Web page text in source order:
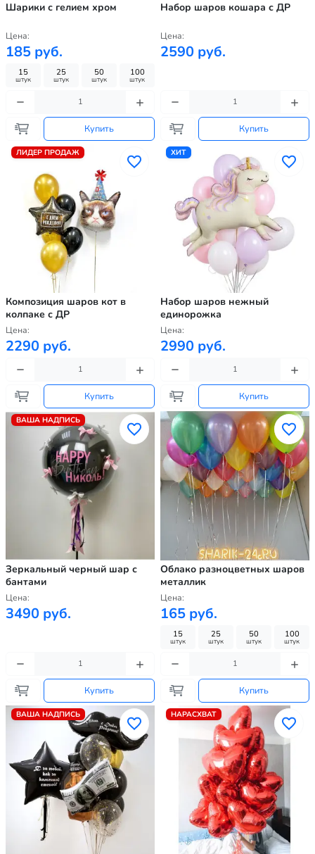
Шарики с гелием хром
Цена:
185 руб.
15
штук
25
штук
50
штук
100
штук
Купить
Набор шаров кошара с ДР
Цена:
2590 руб.
Купить
ЛИДЕР ПРОДАЖ
Композиция шаров кот в
колпаке с ДР
Цена:
2290 руб.
Купить
ХИТ
Набор шаров нежный
единорожка
Цена:
2990 руб.
Купить
ВАША НАДПИСЬ
Зеркальный черный шар с
бантами
Цена:
3490 руб.
Купить
Облако разноцветных шаров
металлик
Цена:
165 руб.
15
штук
25
штук
50
штук
100
штук
Купить
ВАША НАДПИСЬ НАРАСХВАТ